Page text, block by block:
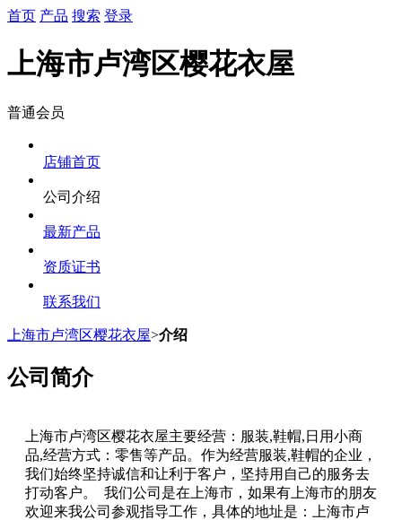
首页 产品 搜索 登录
上海市卢湾区樱花衣屋
普通会员
店铺首页
公司介绍
最新产品
资质证书
联系我们
上海市卢湾区樱花衣屋>介绍
公司简介
上海市卢湾区樱花衣屋主要经营：服装,鞋帽,日用小商
品,经营方式：零售等产品。作为经营服装,鞋帽的企业，
我们始终坚持诚信和让利于客户，坚持用自己的服务去
打动客户。 我们公司是在上海市，如果有上海市的朋友
欢迎来我公司参观指导工作，具体的地址是：上海市卢